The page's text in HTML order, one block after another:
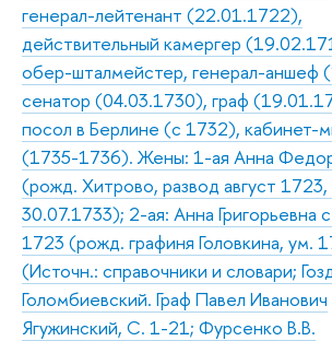
генерал-лейтенант (22.01.1722),
действительный камергер
обер-шталмейстер, генерал-аншеф
сенатор (04.03.1730), граф
посол в Берлине (с 1732), кабинет-
(1735-1736). Жены: 1-ая Анна
(рожд. Хитрово, развод август 1723,
30.07.1733); 2-ая: Анна Григорьевна
1723 (рожд. графиня Головкина, ум.
(Источн.: справочники и словари;
Голомбиевский. Граф Павел Иванович
Ягужинский, С. 1-21; Фурсенко В.В.